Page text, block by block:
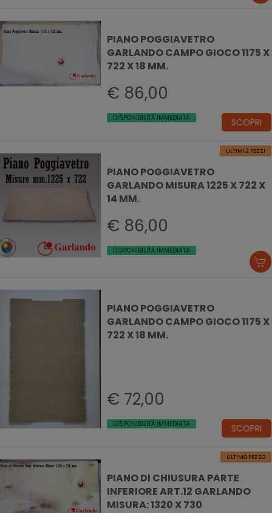
PIANO POGGIAVETRO
GARLANDO CAMPO GIOCO 1175 X
722 X 18 MM.
€ 86,00
DISPONIBILITÀ IMMEDIATA SCOPRI
ULTIMI 2 PEZZI
PIANO POGGIAVETRO
GARLANDO MISURA 1225 X 722 X
14 MM.
€ 86,00
DISPONIBILITÀ IMMEDIATA
PIANO POGGIAVETRO
GARLANDO CAMPO GIOCO 1175 X
722 X 18 MM.
€ 72,00
DISPONIBILITÀ IMMEDIATA SCOPRI
ULTIMO PEZZO
PIANO DI CHIUSURA PARTE
INFERIORE ART.12 GARLANDO
MISURA: 1320 X 730